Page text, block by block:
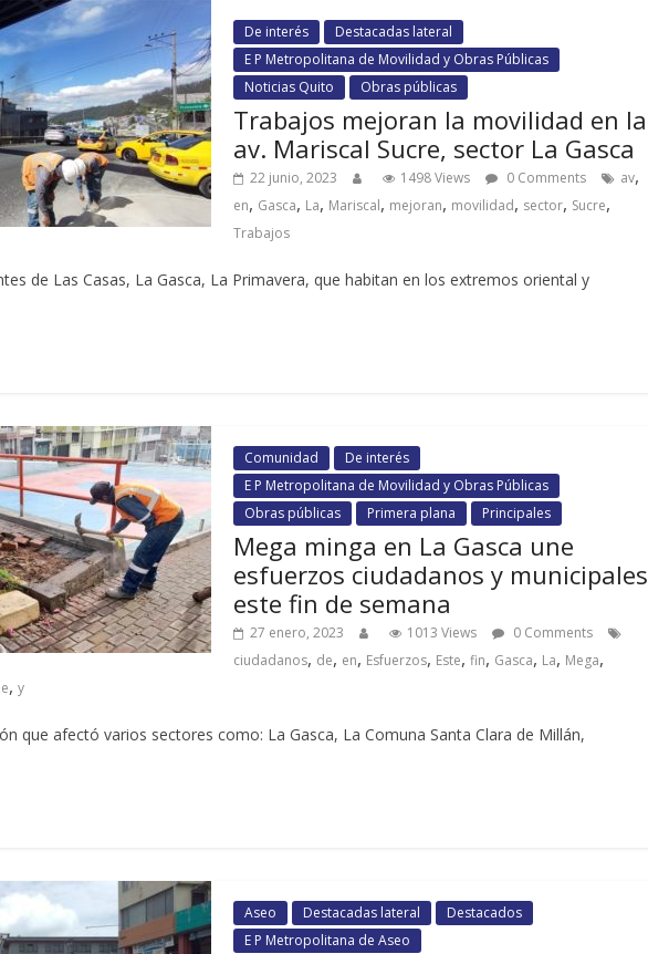
De interés
Destacadas lateral
E P Metropolitana de Movilidad y Obras Públicas
Noticias Quito
Obras públicas
Trabajos mejoran la movilidad en la
av. Mariscal Sucre, sector La Gasca
22 junio, 2023 1498 Views 0 Comments av,
en, Gasca, La, Mariscal, mejoran, movilidad, sector, Sucre,
Trabajos
de Las Casas, La Gasca, La Primavera, que habitan en los extremos oriental y
Comunidad
De interés
E P Metropolitana de Movilidad y Obras Públicas
Obras públicas
Primera plana Principales
Mega minga en La Gasca une
esfuerzos ciudadanos y municipales
este fin de semana
27 enero, 2023 1013 Views
0 Comments
ciudadanos, de, en, Esfuerzos, Este, fin, Gasca, La, Mega,
, y
que afectó varios sectores como: La Gasca, La Comuna Santa Clara de Millán,
Aseo Destacadas lateral
Destacados
E P Metropolitana de Aseo